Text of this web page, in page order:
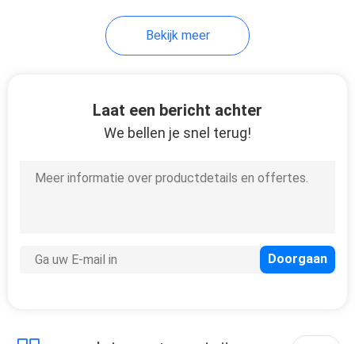
matras naaimachine
matrasverpakking
Bekijk meer
Laat een bericht achter
We bellen je snel terug!